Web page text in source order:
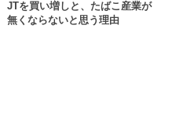
JTを買い増しと、たばこ産業が
無くならないと思う理由